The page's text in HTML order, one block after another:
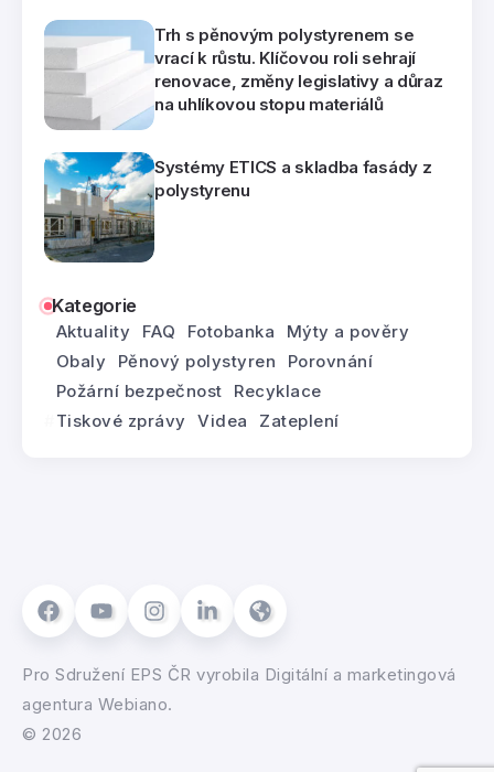
Trh s pěnovým polystyrenem se
vrací k růstu. Klíčovou roli sehrají
renovace, změny legislativy a důraz
na uhlíkovou stopu materiálů
Systémy ETICS a skladba fasády z
polystyrenu
Kategorie
Aktuality FAQ Fotobanka
Mýty a pověry
Obaly
Pěnový polystyren
Porovnání
Požární bezpečnost
Recyklace
Tiskové zprávy
Videa Zateplení
Pro Sdružení EPS ČR vyrobila Digitální a marketingová
agentura Webiano.
© 2026